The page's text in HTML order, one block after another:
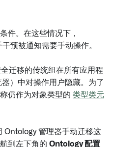
件。在这些情况下，
预被通知需要手动操作。
迁移的传统组在所有应用程
）中对操作用户隐藏。为了
仍作为对象类型的 类型类元
Ontology 管理器手动迁移这
到左下角的 Ontology 配置